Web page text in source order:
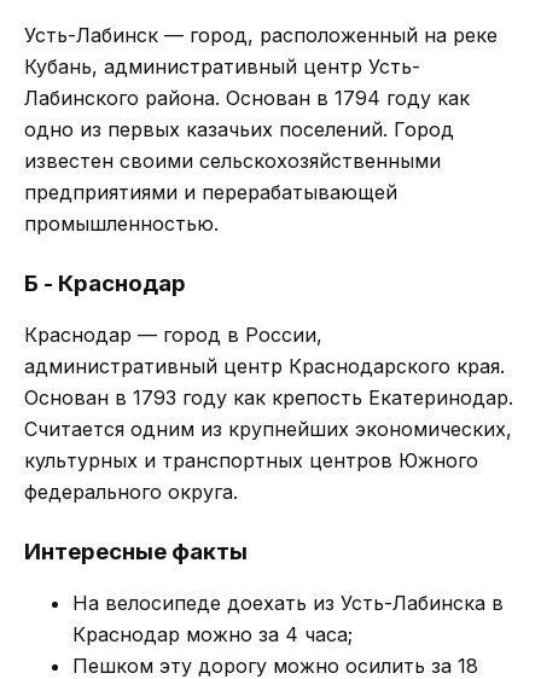
Усть-Лабинск — город, расположенный на реке
Кубань, административный центр Усть-
Лабинского района. Основан в 1794 году как
одно из первых казачьих поселений. Город
известен своими сельскохозяйственными
предприятиями и перерабатывающей
промышленностью.
Б - Краснодар
Краснодар — город в России,
административный центр Краснодарского края.
Основан в 1793 году как крепость Екатеринодар.
Считается одним из крупнейших экономических,
культурных и транспортных центров Южного
федерального округа.
Интересные факты
На велосипеде доехать из Усть-Лабинска в
Краснодар можно за 4 часа;
Пешком эту дорогу можно осилить за 18